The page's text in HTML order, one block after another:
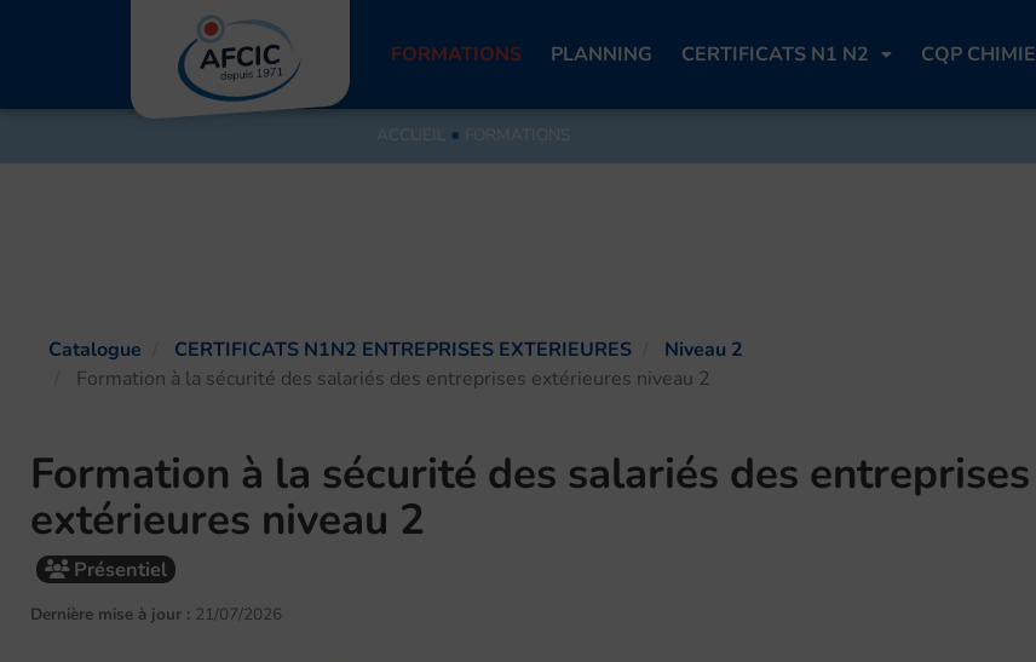
FORMATIONS PLANNING CERTIFICATS N1 N2 CQP CHIMIE
ACCUEIL● FORMATIONS
Catalogue CERTIFICATS N1N2 ENTREPRISES EXTERIEURES
Niveau 2
Formation à la sécurité des salariés des entreprises extérieures niveau 2
Formation à la sécurité des salariés des entreprises
extérieures niveau 2
Présentiel
Dernière mise à jour : 21/07/2026